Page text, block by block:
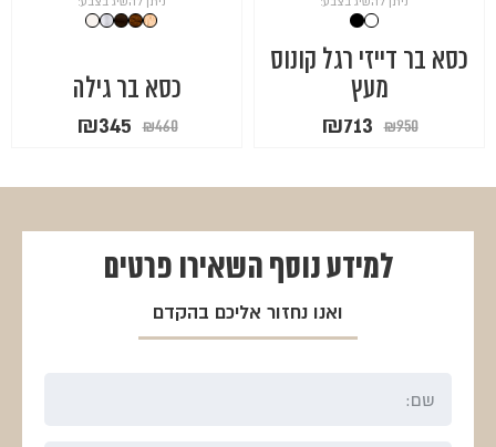
כסא בר דייזי רגל קונוס
מעץ
₪950
המחיר
₪713
כסא בר גילה
₪460
המחיר
₪345
למידע נוסף השאירו פרטים
ואנו נחזור אליכם בהקדם